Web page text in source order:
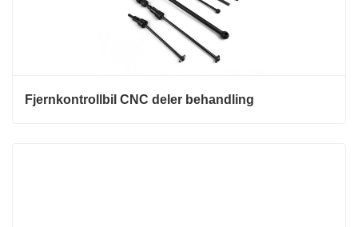
Fjernkontrollbil CNC deler behandling